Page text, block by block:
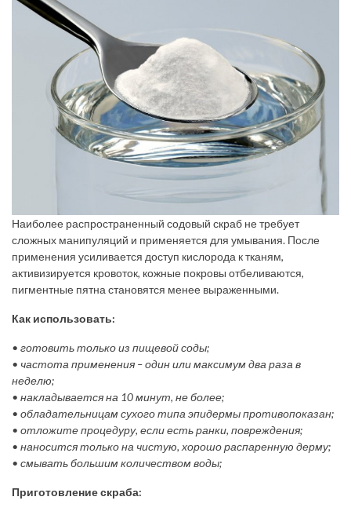
Наиболее распространенный содовый скраб не требует
сложных манипуляций и применяется для умывания. После
применения усиливается доступ кислорода к тканям,
активизируется кровоток, кожные покровы отбеливаются,
пигментные пятна становятся менее выраженными.
Как использовать:
• готовить только из пищевой соды;
• частота применения – один или максимум два раза в
неделю;
• накладывается на 10 минут, не более;
• обладательницам сухого типа эпидермы противопоказан;
• отложите процедуру, если есть ранки, повреждения;
• наносится только на чистую, хорошо распаренную дерму;
• смывать большим количеством воды;
Приготовление скраба: